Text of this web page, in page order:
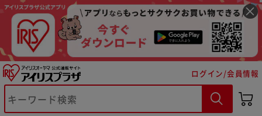
ログイン/会員情報
※ご確認ください